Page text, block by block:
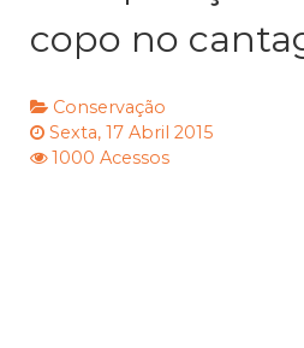
copo no
Conservação
Sexta, 17 Abril 2015
1000 Acessos